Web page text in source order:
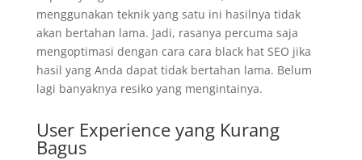
menggunakan teknik yang satu ini hasilnya tidak
akan bertahan lama. Jadi, rasanya percuma saja
mengoptimasi dengan cara cara black hat SEO jika
hasil yang Anda dapat tidak bertahan lama. Belum
lagi banyaknya resiko yang mengintainya.
User Experience yang Kurang
Bagus